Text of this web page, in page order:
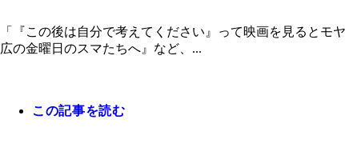
「『この後は自分で考えてください』って映画を見ると
広の金曜日のスマたちへ』など、...
この記事を読む